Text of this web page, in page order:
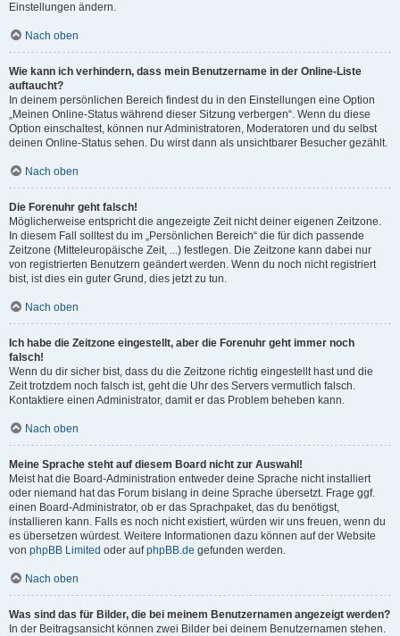
Einstellungen ändern.
Nach oben
Wie kann ich verhindern, dass mein Benutzername in der Online-Liste
auftaucht?
In deinem persönlichen Bereich findest du in den Einstellungen eine Option
„Meinen Online-Status während dieser Sitzung verbergen“. Wenn du diese
Option einschaltest, können nur Administratoren, Moderatoren und du selbst
deinen Online-Status sehen. Du wirst dann als unsichtbarer Besucher gezählt.
Nach oben
Die Forenuhr geht falsch!
Möglicherweise entspricht die angezeigte Zeit nicht deiner eigenen Zeitzone.
In diesem Fall solltest du im „Persönlichen Bereich“ die für dich passende
Zeitzone (Mitteleuropäische Zeit, ...) festlegen. Die Zeitzone kann dabei nur
von registrierten Benutzern geändert werden. Wenn du noch nicht registriert
bist, ist dies ein guter Grund, dies jetzt zu tun.
Nach oben
Ich habe die Zeitzone eingestellt, aber die Forenuhr geht immer noch
falsch!
Wenn du dir sicher bist, dass du die Zeitzone richtig eingestellt hast und die
Zeit trotzdem noch falsch ist, geht die Uhr des Servers vermutlich falsch.
Kontaktiere einen Administrator, damit er das Problem beheben kann.
Nach oben
Meine Sprache steht auf diesem Board nicht zur Auswahl!
Meist hat die Board-Administration entweder deine Sprache nicht installiert
oder niemand hat das Forum bislang in deine Sprache übersetzt. Frage ggf.
einen Board-Administrator, ob er das Sprachpaket, das du benötigst,
installieren kann. Falls es noch nicht existiert, würden wir uns freuen, wenn du
es übersetzen würdest. Weitere Informationen dazu können auf der Website
von phpBB Limited oder aufphpBB.de gefunden werden.
Nach oben
Was sind das für Bilder, die bei meinem Benutzernamen angezeigt werden?
In der Beitragsansicht können zwei Bilder bei deinem Benutzernamen stehen.